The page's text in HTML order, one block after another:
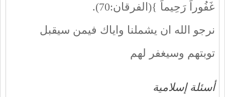
غَفُوراً رَحِيماً }(الفرقان:70).
نرجو الله ان يشملنا واياك فيمن سيقبل
توبتهم وسيغفر لهم
أسئلة إسلامية